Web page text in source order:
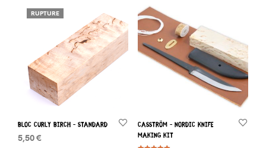
RUPTURE
Bloc Curly Birch – Standard
5,50 €
Casström – Nordic Knife
making kit